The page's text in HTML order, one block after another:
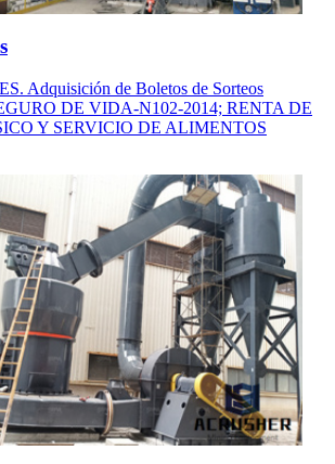
Adquisición de Boletos de Sorteos
DE VIDA-N102-2014; RENTA DE
Y SERVICIO DE ALIMENTOS